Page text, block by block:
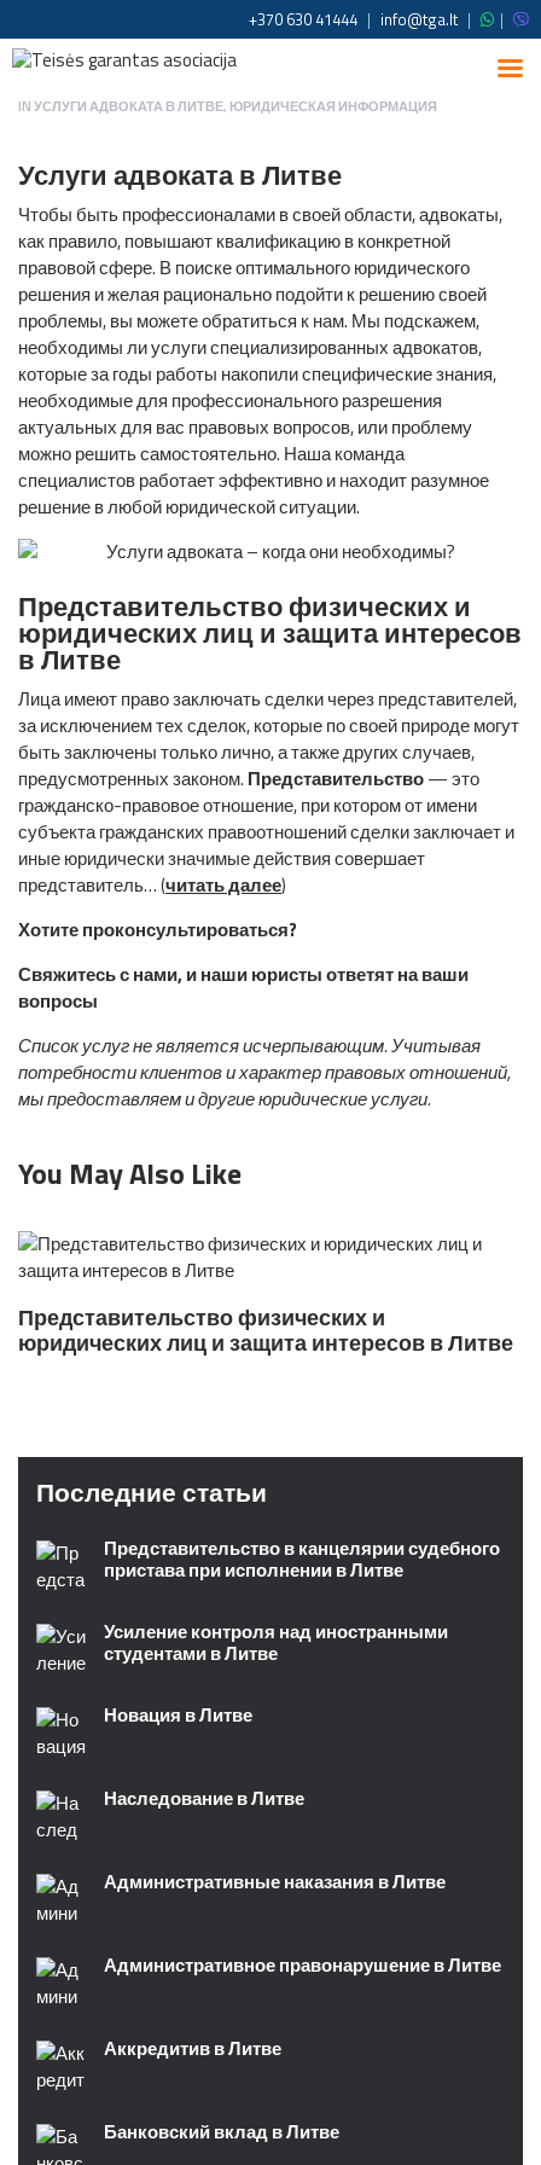
+370 630 41444 | info@tga.lt | |
INУСЛУГИ АДВОКАТА В ЛИТВЕ, ЮРИДИЧЕСКАЯ ИНФОРМАЦИЯ
Услуги адвоката в Литве
Чтобы быть профессионалами в своей области, адвокаты,
как правило, повышают квалификацию в конкретной
правовой сфере. В поиске оптимального юридического
решения и желая рационально подойти к решению своей
проблемы, вы можете обратиться к нам. Мы подскажем,
необходимы ли услуги специализированных адвокатов,
которые за годы работы накопили специфические знания,
необходимые для профессионального разрешения
актуальных для вас правовых вопросов, или проблему
можно решить самостоятельно. Наша команда
специалистов работает эффективно и находит разумное
решение в любой юридической ситуации.
Представительство физических и
юридических лиц и защита интересов
в Литве
Лица имеют право заключать сделки через представителей,
за исключением тех сделок, которые по своей природе могут
быть заключены только лично, а также других случаев,
предусмотренных законом. Представительство— это
гражданско-правовое отношение, при котором от имени
субъекта гражданских правоотношений сделки заключает и
иные юридически значимые действия совершает
представитель… (читать далее)
Хотите проконсультироваться?
Свяжитесь с нами, и наши юристы ответят на ваши
вопросы
Список услуг не является исчерпывающим. Учитывая
потребности клиентов и характер правовых отношений,
мы предоставляем и другие юридические услуги.
You May Also Like
Представительство физических и
юридических лиц и защита интересов в Литве
Последние статьи
Представительство в канцелярии судебного
пристава при исполнении в Литве
Усиление контроля над иностранными
студентами в Литве
Новация в Литве
Наследование в Литве
Административные наказания в Литве
Административное правонарушение в Литве
Аккредитив в Литве
Банковский вклад в Литве